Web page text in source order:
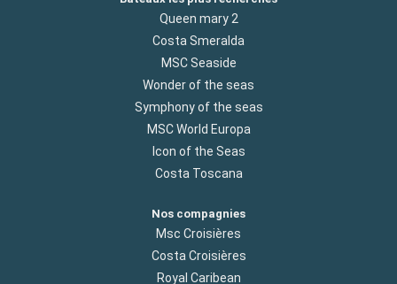
Queen mary 2
Costa Smeralda
MSC Seaside
Wonder of the seas
Symphony of the seas
MSC World Europa
Icon of the Seas
Costa Toscana
Nos compagnies
Msc Croisières
Costa Croisières
Royal Caribean